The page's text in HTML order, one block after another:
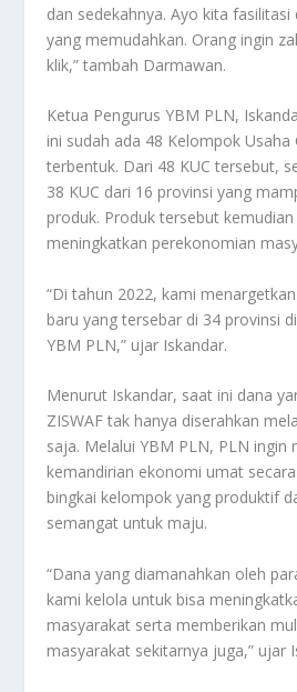
dan sedekahnya. Ayo kita
yang memudahkan. Orang ingin
klik,” tambah Darmawan.
Ketua Pengurus YBM PLN,
ini sudah ada 48 Kelompok Usaha
terbentuk. Dari 48 KUC tersebut,
38 KUC dari 16 provinsi yang
produk. Produk tersebut
meningkatkan perekonomian
“Di tahun 2022, kami
baru yang tersebar di 34 provinsi
YBM PLN,” ujar Iskandar.
Menurut Iskandar, saat ini dana
ZISWAF tak hanya diserahkan
saja. Melalui YBM PLN, PLN ingin
kemandirian ekonomi umat
bingkai kelompok yang produktif
semangat untuk maju.
“Dana yang diamanahkan oleh
kami kelola untuk bisa
masyarakat serta memberikan
masyarakat sekitarnya juga,” ujar